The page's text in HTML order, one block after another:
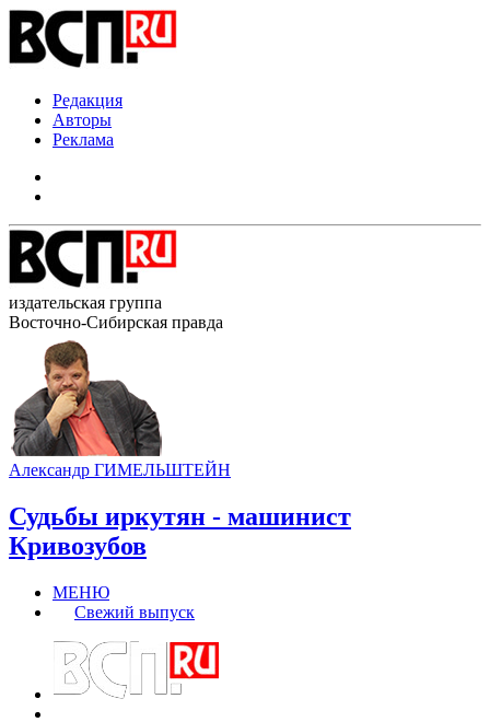
Редакция
Авторы
Реклама
издательская группа
Восточно-Сибирская правда
Александр ГИМЕЛЬШТЕЙН
Судьбы иркутян - машинист
Кривозубов
МЕНЮ
Свежий выпуск